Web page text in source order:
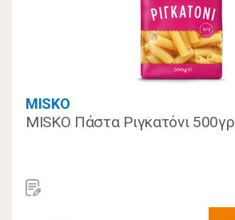
MISKO
MISKO Πάστα Ριγκατόνι 500γρ